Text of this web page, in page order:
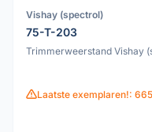
Vishay (spectrol)
75-T-203
Trimmerweerstand Vishay
Laatste exemplaren!: 665